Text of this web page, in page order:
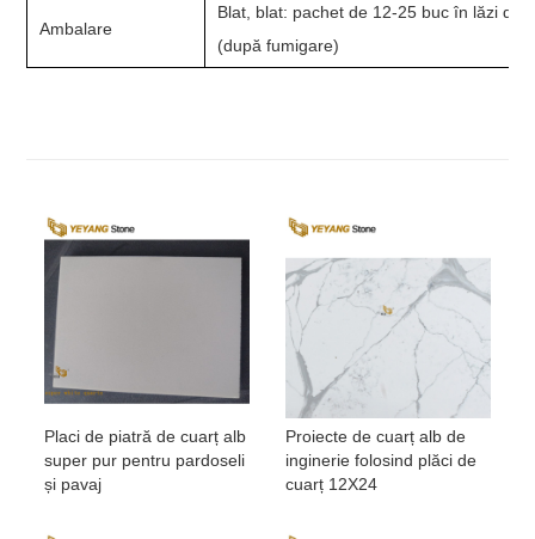
Ambalare
Blat, blat: pachet de 12-25 buc în lăzi de
(după fumigare)
Placi de piatră de cuarț alb
super pur pentru pardoseli
și pavaj
Proiecte de cuarț alb de
inginerie folosind plăci de
cuarț 12X24